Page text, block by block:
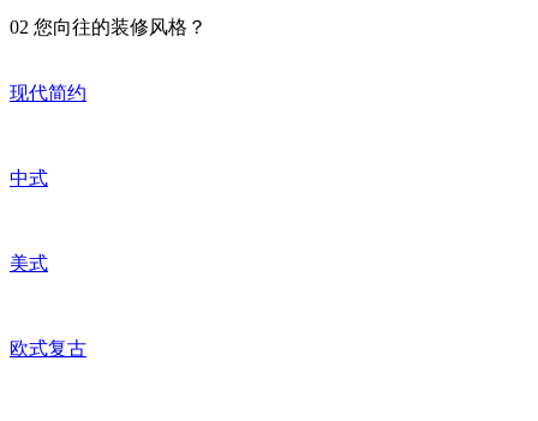
02 您向往的装修风格？
现代简约
中式
美式
欧式复古